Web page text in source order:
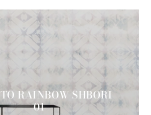
RAINBOW SHBORI
01